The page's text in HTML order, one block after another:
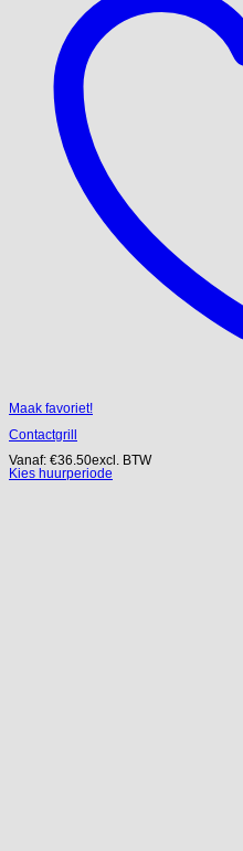
Maak favoriet!
Contactgrill
Vanaf: €36.50excl. BTW
Kies huurperiode